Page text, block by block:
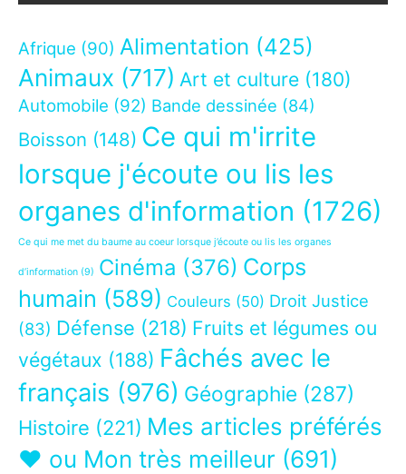
Afrique (90) Alimentation (425)
Animaux (717) Art et culture (180)
Automobile (92) Bande dessinée (84)
Boisson (148) Ce qui m'irrite
lorsque j'écoute ou lis les
organes d'information (1726)
Ce qui me met du baume au coeur lorsque j’écoute ou lis les organes
d’information (9) Cinéma (376) Corps
humain (589) Couleurs (50) Droit Justice
(83) Défense (218) Fruits et légumes ou
végétaux (188) Fâchés avec le
français (976) Géographie (287)
Histoire (221) Mes articles préférés
❤ ou Mon très meilleur (691)